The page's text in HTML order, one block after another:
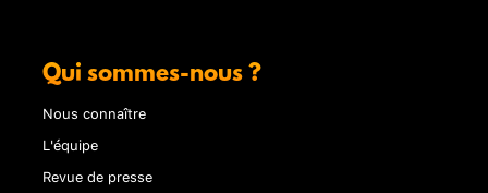
Qui sommes-nous ?
Nous connaître
L'équipe
Revue de presse